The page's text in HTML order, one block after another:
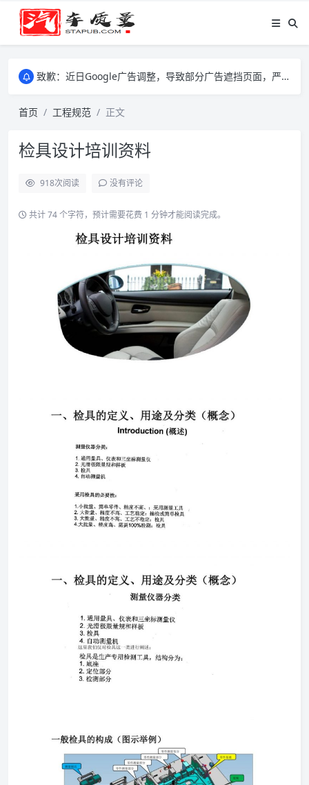
致歉：近日Google广告调整，导致部分广告遮挡页面，严重影响大家访问体验，将尽快调整完成，由此带来的不便，特意致歉！
致歉：近日Google广告调整，导致部分广告遮挡页面，严重影响大家访问体验，将尽快调整完成，由此带来的不便，特意致歉！
首页 工程规范 正文
检具设计培训资料
918次阅读 没有评论
共计 74 个字符，预计需要花费 1 分钟才能阅读完成。